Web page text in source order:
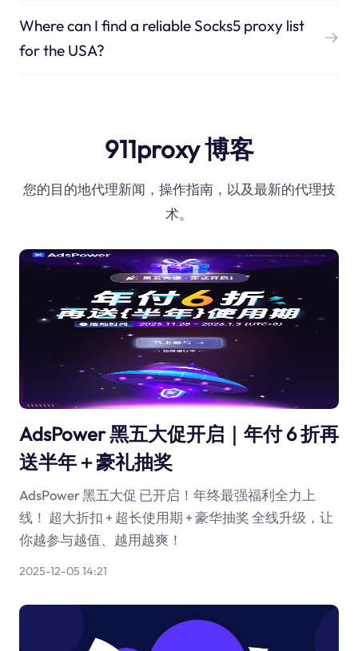
Where can I find a reliable Socks5 proxy list
for the USA?
911proxy 博客
您的目的地代理新闻，操作指南，以及最新的代理技
术。
AdsPower 黑五大促开启｜年付 6 折再
送半年＋豪礼抽奖
AdsPower 黑五大促 已开启！年终最强福利全力上
线！ 超大折扣 + 超长使用期 + 豪华抽奖 全线升级，让
你越参与越值、越用越爽！
2025-12-05 14:21